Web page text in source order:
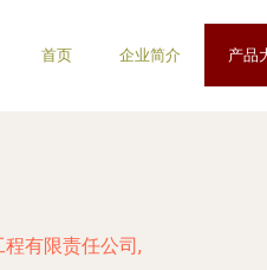
首页 企业简介 产品
有限责任公司,